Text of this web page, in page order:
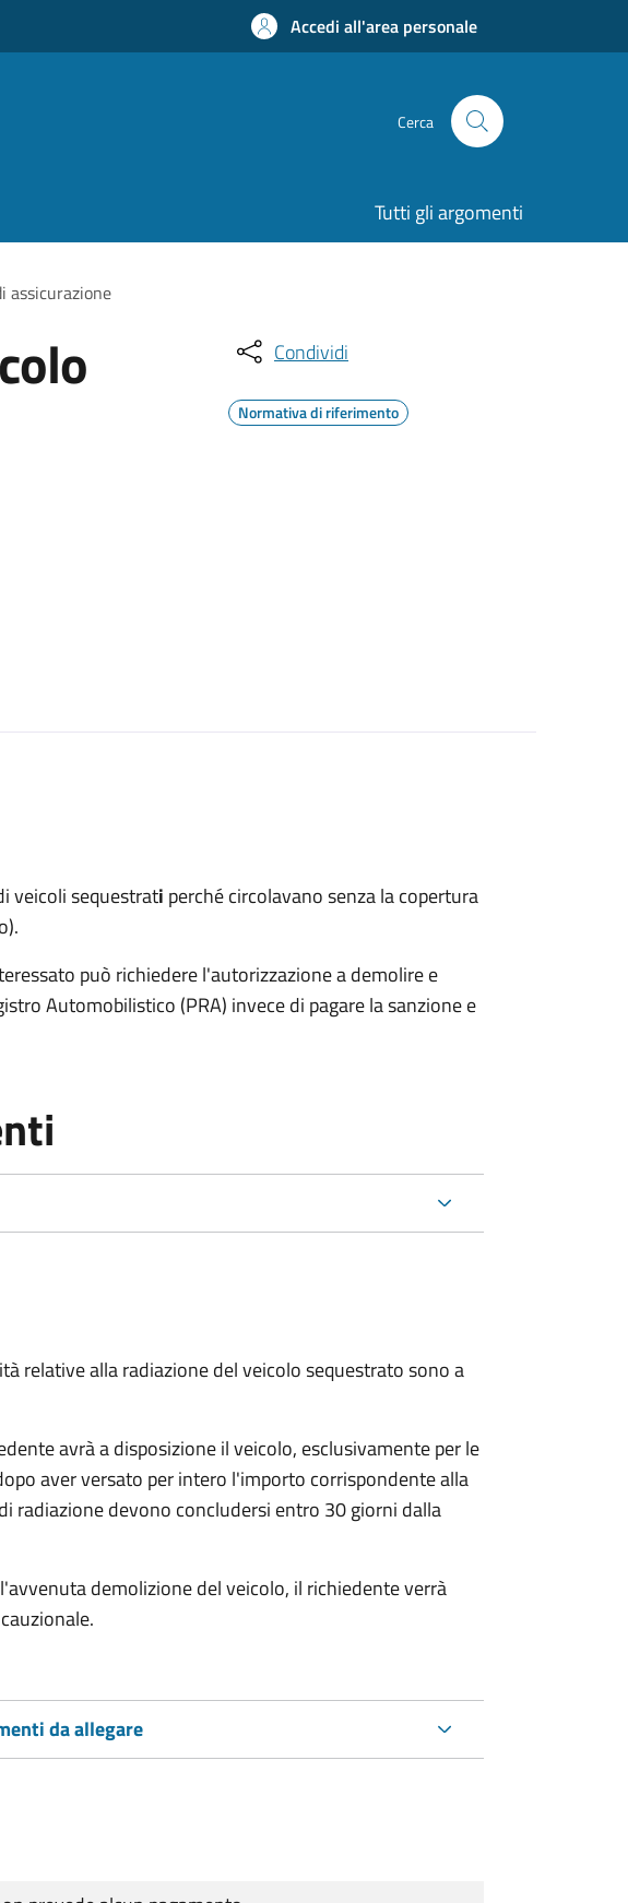
Accedi all'area personale
Cerca
Tutti gli argomenti
assicurazione
Condividi
Normativa di riferimento
veicoli sequestrati perché circolavano senza la copertura
può richiedere l'autorizzazione a demolire e
Automobilistico (PRA) invece di pagare la sanzione e
relative alla radiazione del veicolo sequestrato sono a
avrà a disposizione il veicolo, esclusivamente per le
aver versato per intero l'importo corrispondente alla
radiazione devono concludersi entro 30 giorni dalla
demolizione del veicolo, il richiedente verrà
da allegare